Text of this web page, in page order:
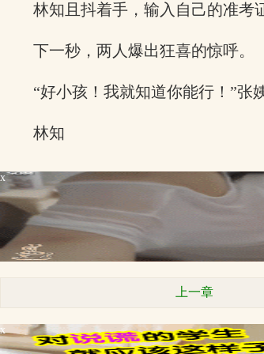
林知且抖着手，输入自己的准考
下一秒，两人爆出狂喜的惊呼。
“好小孩！我就知道你能行！”张
林知
x
上一章
x